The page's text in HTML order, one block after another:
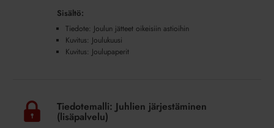
Sisältö:
Tiedote: Joulun jätteet oikeisiin astioihin
Kuvitus: Joulukuusi
Kuvitus: Joulupaperit
Juhlien
järjestäminenTiedotemalli: Juhlien järjestäminen
(lisäpalvelu)